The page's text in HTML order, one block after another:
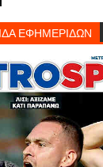
ΕΦΗΜΕΡΙΔΩΝ